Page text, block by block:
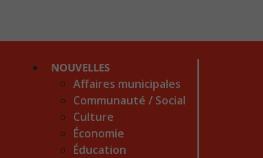
NOUVELLES
Affaires municipales
Communauté / Social
Culture
Économie
Éducation